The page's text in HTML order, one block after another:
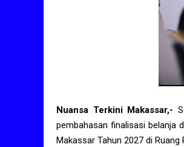
Nuansa Terkini Makassar,-
pembahasan finalisasi belanja
Makassar Tahun 2027 di